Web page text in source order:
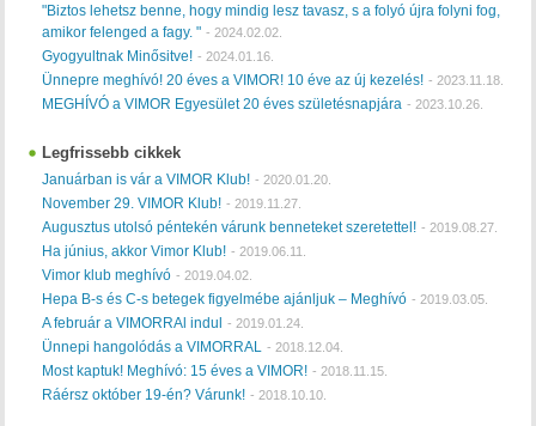
"Biztos lehetsz benne, hogy mindig lesz tavasz, s a folyó újra folyni fog,
amikor felenged a fagy. " - 2024.02.02.
Gyogyultnak Minősitve! - 2024.01.16.
Ünnepre meghívó! 20 éves a VIMOR! 10 éve az új kezelés! - 2023.11.18.
MEGHÍVÓ a VIMOR Egyesület 20 éves születésnapjára - 2023.10.26.
Legfrissebb cikkek
Januárban is vár a VIMOR Klub! - 2020.01.20.
November 29. VIMOR Klub! - 2019.11.27.
Augusztus utolsó péntekén várunk benneteket szeretettel! - 2019.08.27.
Ha június, akkor Vimor Klub! - 2019.06.11.
Vimor klub meghívó - 2019.04.02.
Hepa B-s és C-s betegek figyelmébe ajánljuk – Meghívó - 2019.03.05.
A február a VIMORRAl indul - 2019.01.24.
Ünnepi hangolódás a VIMORRAL - 2018.12.04.
Most kaptuk! Meghívó: 15 éves a VIMOR! - 2018.11.15.
Ráérsz október 19-én? Várunk! - 2018.10.10.